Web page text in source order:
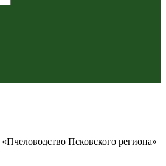
Псковского региона»